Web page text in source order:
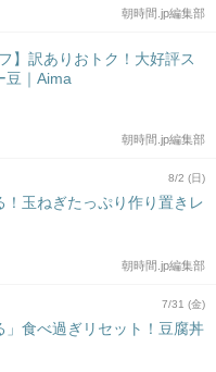
朝時間.jp編集部
】訳ありおトク！大好評ス
豆｜Aima
朝時間.jp編集部
8/2 (日)
玉ねぎたっぷり作り置きレ
朝時間.jp編集部
7/31 (金)
」食べ過ぎリセット！豆腐丼